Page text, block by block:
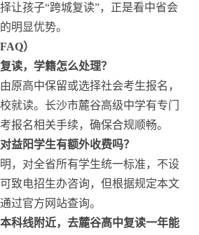
让孩子“跨城复读”，正是看中省会
明显优势。
）
读，学籍怎么处理？
原高中保留或选择社会考生报名，
就读。长沙市麓谷高级中学有专门
报名相关手续，确保合规顺畅。
益阳学生有额外收费吗？
，对全省所有学生统一标准，不设
致电招生办咨询，但根据规定本文
过官方网站查询。
科线附近，去麓谷高中复读一年能